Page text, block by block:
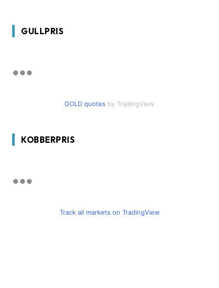
GULLPRIS
GOLD quotes by TradingView
KOBBERPRIS
Track all markets on TradingView